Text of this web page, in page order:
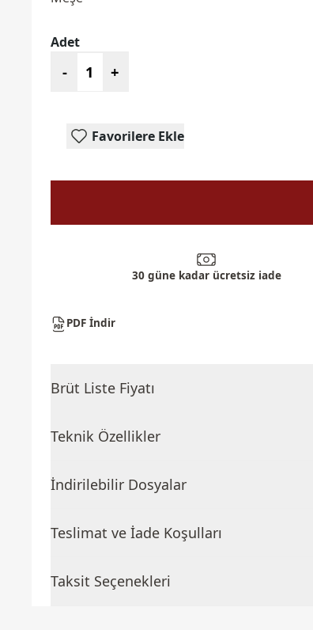
Adet
- +
Favorilere Ekle
30 güne kadar ücretsiz iade
PDF İndir
Brüt Liste Fiyatı
Teknik Özellikler
İndirilebilir Dosyalar
Teslimat ve İade Koşulları
Taksit Seçenekleri